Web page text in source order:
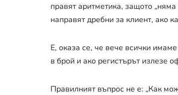
правят аритметика, защото
направят дребни за клиент, ако
Е, оказа се, че вече всички
в брой и ако регистърът излезе
Правилният въпрос не е: „Как